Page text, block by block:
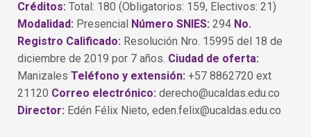
Créditos: Total: 180 (Obligatorios: 159, Electivos: 21)
Modalidad: Presencial Número SNIES: 294 No.
Registro Calificado: Resolución Nro. 15995 del 18 de
diciembre de 2019 por 7 años. Ciudad de oferta:
Manizales Teléfono y extensión: +57 8862720 ext
21120 Correo electrónico: derecho@ucaldas.edu.co
Director: Edén Félix Nieto, eden.felix@ucaldas.edu.co